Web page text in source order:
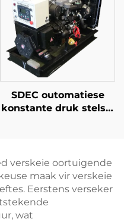
SDEC outomatiese
konstante druk stelsel
verskeie oortuigende
maak vir verskeie
Eerstens verseker
wat